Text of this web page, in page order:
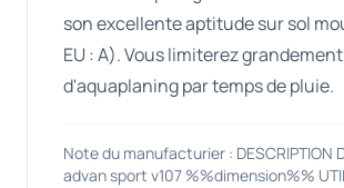
son excellente aptitude sur sol
EU : A). Vous limiterez
d'aquaplaning par temps de pluie.
Note du manufacturier : DESCRIPTION
advan sport v107 %%dimension%%